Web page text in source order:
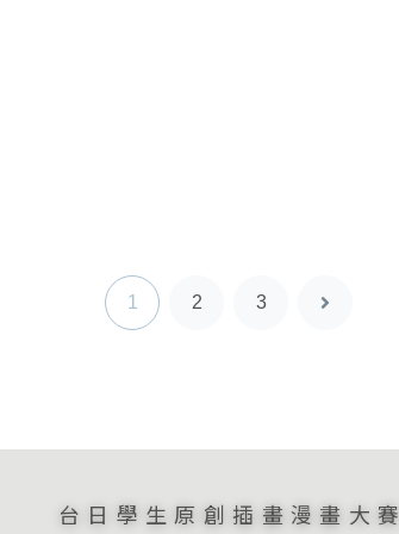
1 2 3
下
台日學生原創插畫漫畫大賽